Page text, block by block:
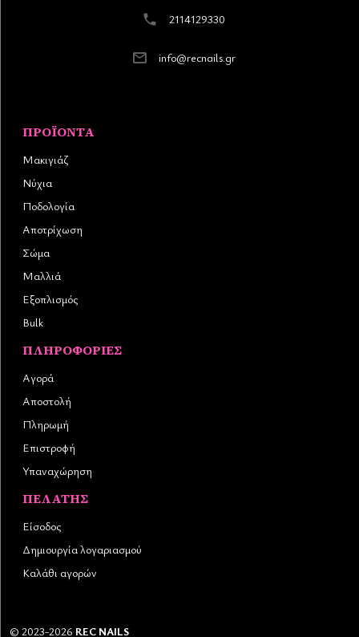
2114129330
info@recnails.gr
ΠΡΟΪΌΝΤΑ
Μακιγιάζ
Νύχια
Ποδολογία
Αποτρίχωση
Σώμα
Μαλλιά
Εξοπλισμός
Bulk
ΠΛΗΡΟΦΟΡΊΕΣ
Αγορά
Αποστολή
Πληρωμή
Επιστροφή
Υπαναχώρηση
ΠΕΛΆΤΗΣ
Είσοδος
Δημιουργία λογαριασμού
Καλάθι αγορών
© 2023-2026 REC NAILS